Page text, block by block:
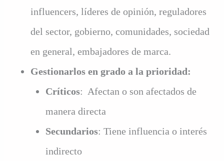
influencers, líderes de opinión, reguladores
del sector, gobierno, comunidades, sociedad
en general, embajadores de marca.
Gestionarlos en grado a la prioridad:
Críticos: Afectan o son afectados de
manera directa
Secundarios: Tiene influencia o interés
indirecto